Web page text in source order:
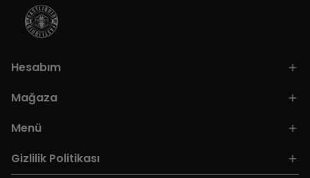
Hesabım
Mağaza
Menü
Gizlilik Politikası